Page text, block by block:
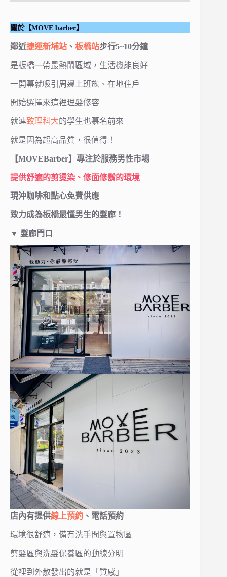
關於【MOVE barber】
鄰近捷運新埔站 、 板橋站步行5~10分鐘
是板橋一帶最熱鬧區域，生活機能良好
一開幕就吸引周邊上班族、在地住戶
開始選擇來這裡理髮修容
就連致理科大的學生也慕名前來
就是因為超高品質，很值得！
【MOVEBarber】專注於服務男性市場
提供舒適的剪燙染、修面修鬍的環境
現沖咖啡和點心免費供應
致力成為板橋最懂男生的髮廊！
▼ 髮廊門口
店內有提供線上預約 、電話預約
環境很舒適，備有洗手間與置物區
剪髮區與洗髮保養區的動線分明
從裡到外散發出的就是「質感」